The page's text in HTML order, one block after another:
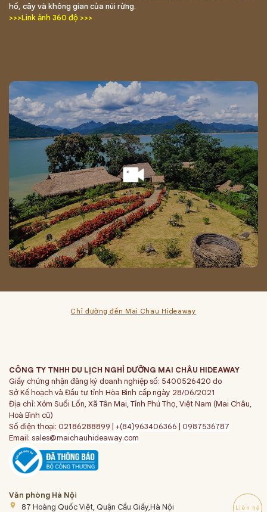
hồ, cây và không gian của núi rừng.
>>>Link ảnh 360 độ >>>
Liên hệ
Chỉ đường đến Mai Chau Hideaway
CÔNG TY TNHH DU LỊCH NGHỈ DƯỠNG MAI CHÂU HIDEAWAY
Giấy chứng nhận đăng ký doanh nghiệp số: 5400526420 do
Sở Kế hoạch và Đầu tư tỉnh Hòa Bình cấp ngày 28/06/2021
Địa chỉ: Xóm Suối Lốn, Xã Tân Mai, Tỉnh Phú Thọ, Việt Nam (Mai Châu,
Hoà Bình cũ)
Số điện thoại: 02186288899 | +(84)963406366 | 0987536787
Email: sales@maichauhideaway.com
Văn phòng Hà Nội
place 87 Hoàng Quốc Việt, Quận Cầu Giấy,Hà Nội